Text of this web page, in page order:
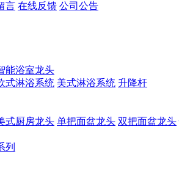
言 在线反馈 公司公告
能浴室龙头
式淋浴系统 美式淋浴系统 升降杆
式厨房龙头 单把面盆龙头 双把面盆龙头
列